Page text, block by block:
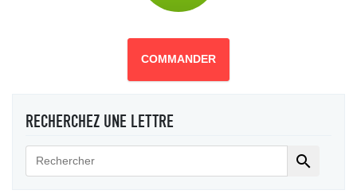
COMMANDER
RECHERCHEZ UNE LETTRE
